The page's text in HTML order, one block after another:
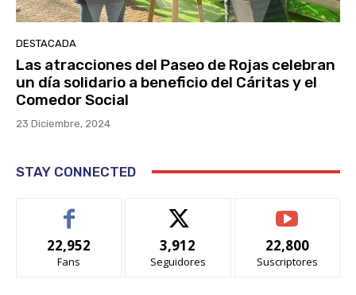
DESTACADA
Las atracciones del Paseo de Rojas celebran
un día solidario a beneficio del Cáritas y el
Comedor Social
23 Diciembre, 2024
STAY CONNECTED
22,952
Fans
3,912
Seguidores
22,800
Suscriptores